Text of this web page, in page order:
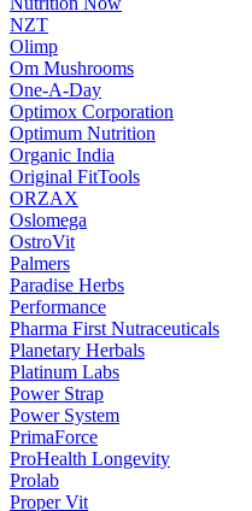
NZT
Olimp
Om Mushrooms
One-A-Day
Optimox Corporation
Optimum Nutrition
Organic India
Original FitTools
ORZAX
Oslomega
OstroVit
Palmers
Paradise Herbs
Performance
Pharma First Nutraceuticals
Planetary Herbals
Platinum Labs
Power Strap
Power System
PrimaForce
ProHealth Longevity
Prolab
Proper Vit